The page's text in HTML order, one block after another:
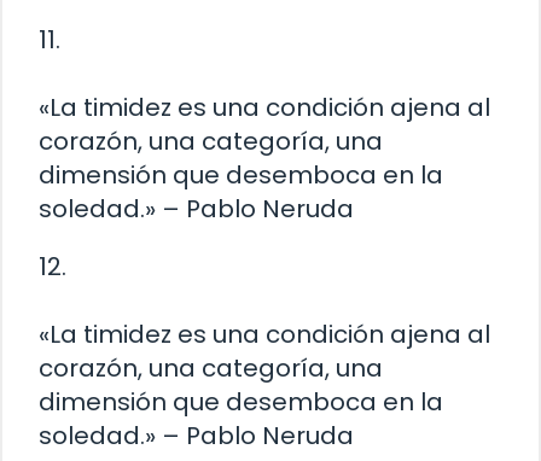
11.
«La timidez es una condición ajena al
corazón, una categoría, una
dimensión que desemboca en la
soledad.» – Pablo Neruda
12.
«La timidez es una condición ajena al
corazón, una categoría, una
dimensión que desemboca en la
soledad.» – Pablo Neruda